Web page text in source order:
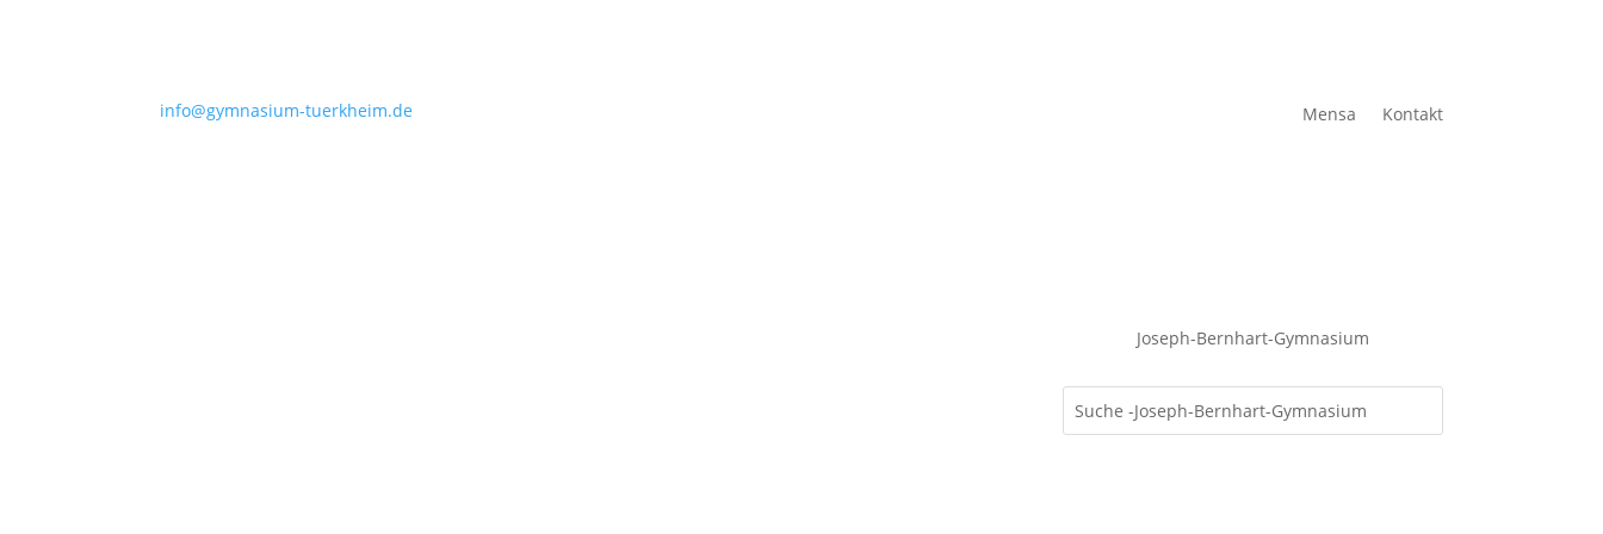
info@gymnasium-tuerkheim.de Mensa Kontakt
Joseph-Bernhart-Gymnasium